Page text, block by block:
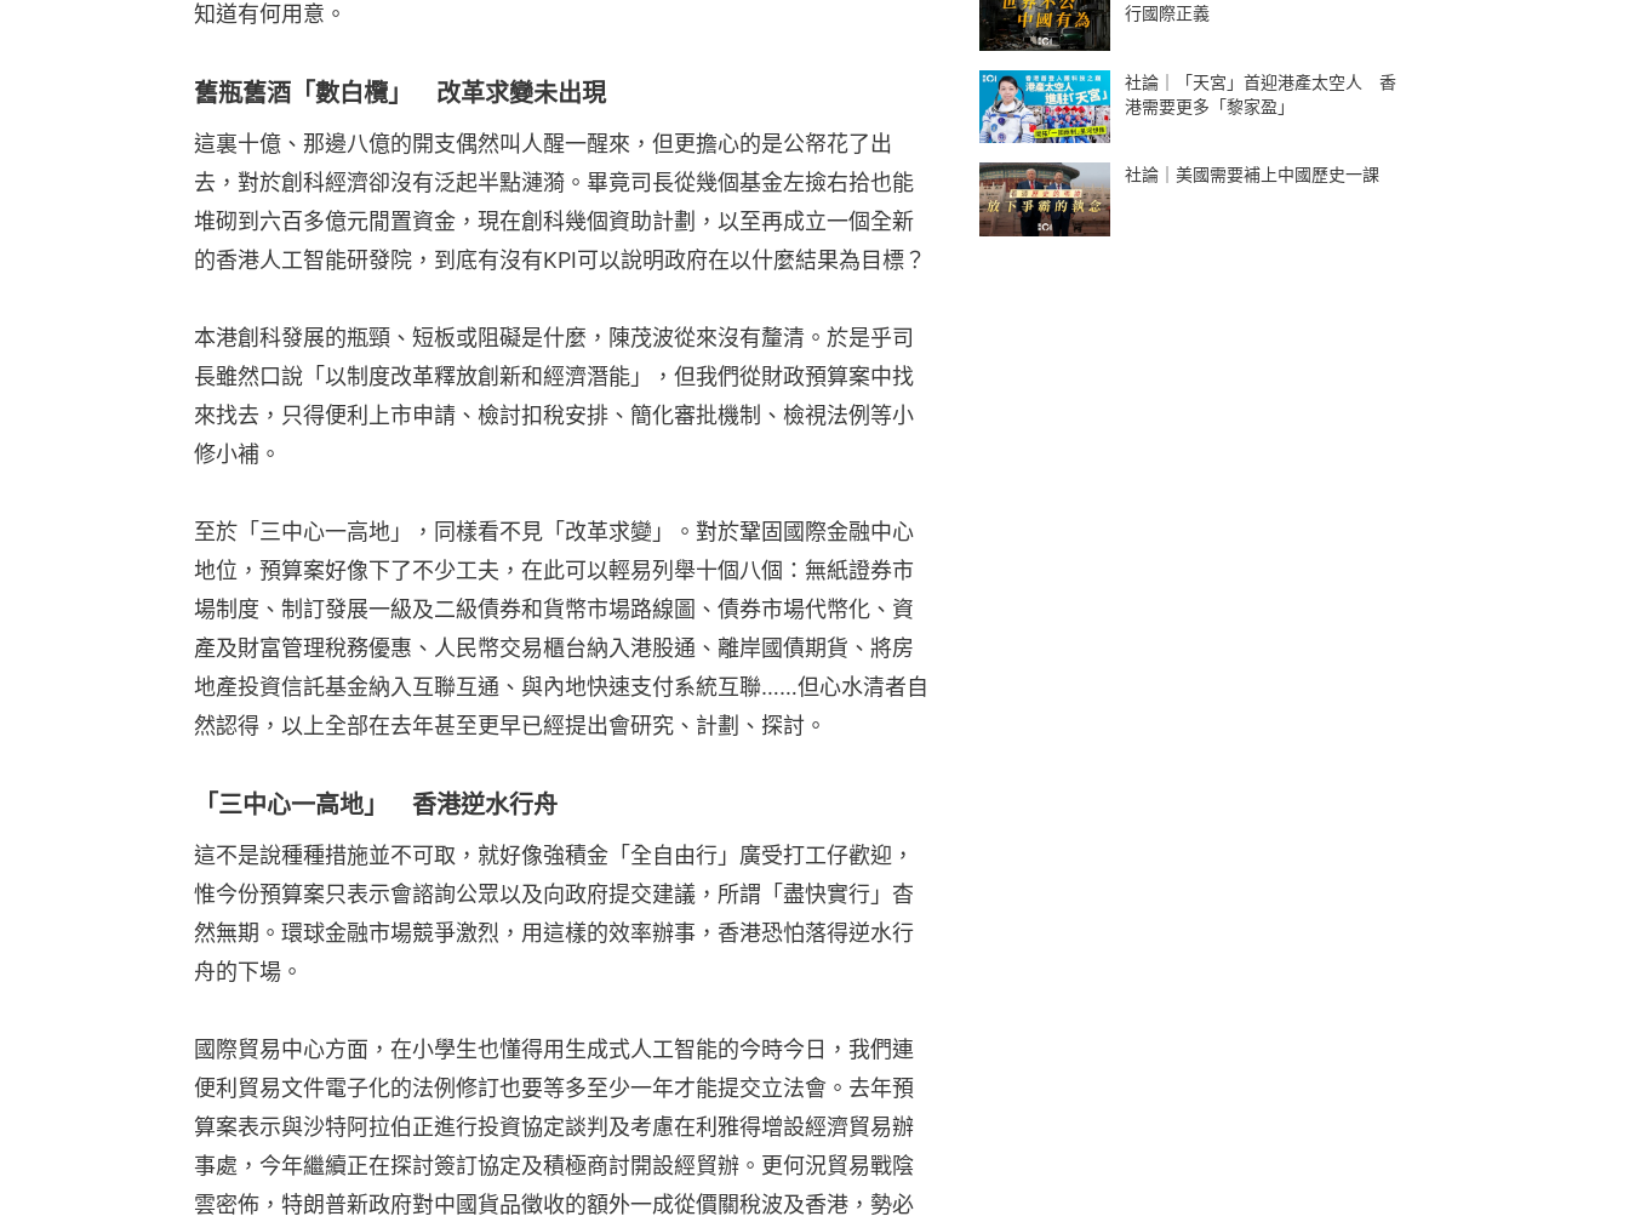
知道有何用意。
舊瓶舊酒「數白欖」 改革求變未出現
這裏十億、那邊八億的開支偶然叫人醒一醒來，但更擔心的是公帑花了出
去，對於創科經濟卻沒有泛起半點漣漪。畢竟司長從幾個基金左撿右拾也能
堆砌到六百多億元閒置資金，現在創科幾個資助計劃，以至再成立一個全新
的香港人工智能研發院，到底有沒有KPI可以說明政府在以什麼結果為目標？
本港創科發展的瓶頸、短板或阻礙是什麼，陳茂波從來沒有釐清。於是乎司
長雖然口說「以制度改革釋放創新和經濟潛能」，但我們從財政預算案中找
來找去，只得便利上市申請、檢討扣稅安排、簡化審批機制、檢視法例等小
修小補。
至於「三中心一高地」，同樣看不見「改革求變」。對於鞏固國際金融中心
地位，預算案好像下了不少工夫，在此可以輕易列舉十個八個：無紙證券市
場制度、制訂發展一級及二級債券和貨幣市場路線圖、債券市場代幣化、資
產及財富管理稅務優惠、人民幣交易櫃台納入港股通、離岸國債期貨、將房
地產投資信託基金納入互聯互通、與內地快速支付系統互聯……但心水清者自
然認得，以上全部在去年甚至更早已經提出會研究、計劃、探討。
「三中心一高地」 香港逆水行舟
這不是說種種措施並不可取，就好像強積金「全自由行」廣受打工仔歡迎，
惟今份預算案只表示會諮詢公眾以及向政府提交建議，所謂「盡快實行」杳
然無期。環球金融市場競爭激烈，用這樣的效率辦事，香港恐怕落得逆水行
舟的下場。
國際貿易中心方面，在小學生也懂得用生成式人工智能的今時今日，我們連
便利貿易文件電子化的法例修訂也要等多至少一年才能提交立法會。去年預
算案表示與沙特阿拉伯正進行投資協定談判及考慮在利雅得增設經濟貿易辦
事處，今年繼續正在探討簽訂協定及積極商討開設經貿辦。更何況貿易戰陰
雲密佈，特朗普新政府對中國貨品徵收的額外一成從價關稅波及香港，勢必
行國際正義
社論｜「天宮」首迎港產太空人 香
港需要更多「黎家盈」
社論｜美國需要補上中國歷史一課